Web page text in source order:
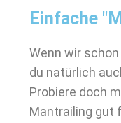
Einfache
Wenn wir
du natürlich
Probiere doch
Mantrailing gut